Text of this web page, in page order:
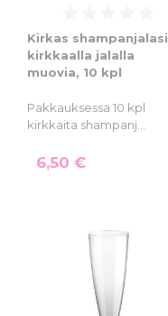
Kirkas shampanjalasi
kirkkaalla jalalla
muovia, 10 kpl
Pakkauksessa 10 kpl
kirkkaita shampanj…
6,50 €